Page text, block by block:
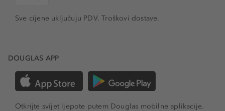
Sve cijene uključuju PDV.Troškovi dostave.
DOUGLAS APP
Otkrijte svijet ljepote putem Douglas mobilne aplikacije.